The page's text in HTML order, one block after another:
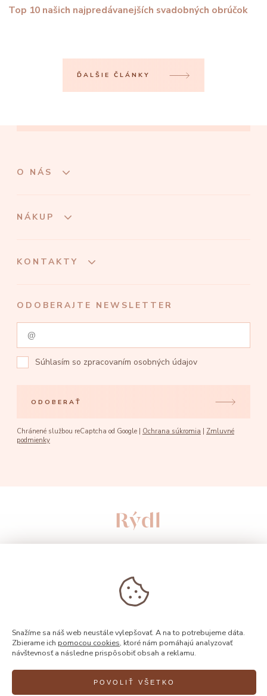
Top 10 našich najpredávanejších svadobných obrúčok
ĎALŠIE ČLÁNKY
O NÁS
NÁKUP
KONTAKTY
ODOBERAJTE NEWSLETTER
Súhlasím so zpracovaním osobných údajov
ODOBERAŤ
Chránené službou reCaptcha od Google | Ochrana súkromia
Zmluvné
podmienky
© 2026, Rýdl
Snažíme sa náš web neustále vylepšovať. A na to potrebujeme dáta.
Zbierame ich pomocou cookies, ktoré nám pomáhajú analyzovať
návštevnosť a následne prispôsobiť obsah a reklamu.
POVOLIŤ VŠETKO